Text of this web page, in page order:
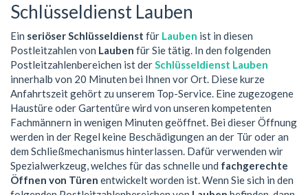
Schlüsseldienst Lauben
Ein seriöser Schlüsseldienst für Lauben ist in diesen
Postleitzahlen von Lauben für Sie tätig. In den folgenden
Postleitzahlenbereichen ist derSchlüsseldienst Lauben
innerhalb von 20 Minuten bei Ihnen vor Ort. Diese kurze
Anfahrtszeit gehört zu unserem Top-Service. Eine zugezogene
Haustüre oder Gartentüre wird von unseren kompetenten
Fachmännern in wenigen Minuten geöffnet. Bei dieser Öffnung
werden in der Regel keine Beschädigungen an der Tür oder an
dem Schließmechanismus hinterlassen. Dafür verwenden wir
Spezialwerkzeug, welches für das schnelle und fachgerechte
Öffnen von Türen entwickelt worden ist. Wenn Sie sich in den